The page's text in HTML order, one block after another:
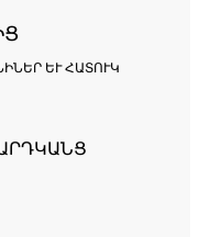
ԵՒ ՀԱՏՈՒԿ Ա